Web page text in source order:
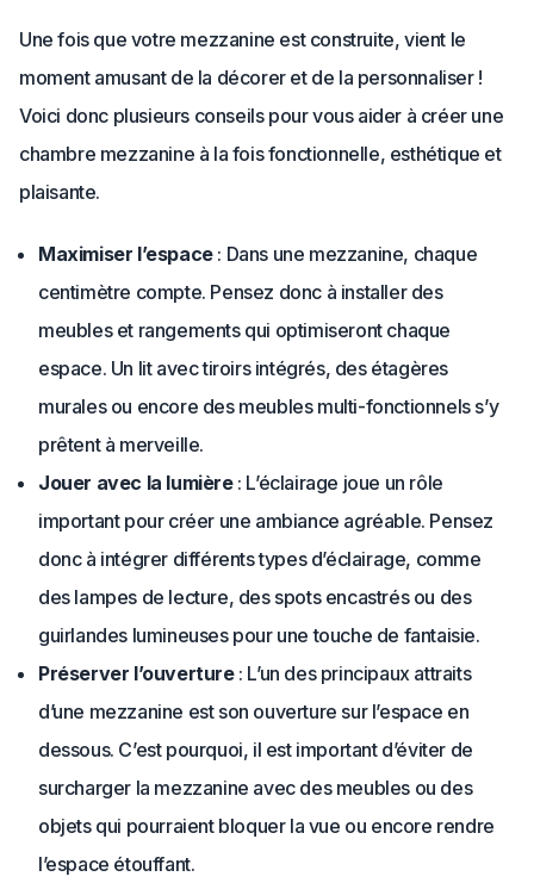
Une fois que votre mezzanine est construite, vient le
moment amusant de la décorer et de la personnaliser !
Voici donc plusieurs conseils pour vous aider à créer une
chambre mezzanine à la fois fonctionnelle, esthétique et
plaisante.
Maximiser l’espace : Dans une mezzanine, chaque
centimètre compte. Pensez donc à installer des
meubles et rangements qui optimiseront chaque
espace. Un lit avec tiroirs intégrés, des étagères
murales ou encore des meubles multi-fonctionnels s’y
prêtent à merveille.
Jouer avec la lumière : L’éclairage joue un rôle
important pour créer une ambiance agréable. Pensez
donc à intégrer différents types d’éclairage, comme
des lampes de lecture, des spots encastrés ou des
guirlandes lumineuses pour une touche de fantaisie.
Préserver l’ouverture : L’un des principaux attraits
d’une mezzanine est son ouverture sur l’espace en
dessous. C’est pourquoi, il est important d’éviter de
surcharger la mezzanine avec des meubles ou des
objets qui pourraient bloquer la vue ou encore rendre
l’espace étouffant.